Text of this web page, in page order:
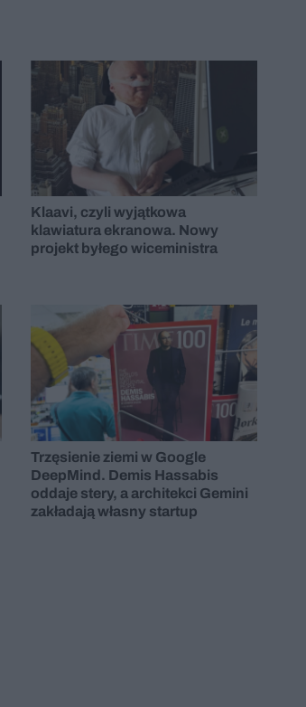
Klaavi, czyli wyjątkowa
klawiatura ekranowa. Nowy
projekt byłego wiceministra
Trzęsienie ziemi w Google
DeepMind. Demis Hassabis
oddaje stery, a architekci Gemini
zakładają własny startup